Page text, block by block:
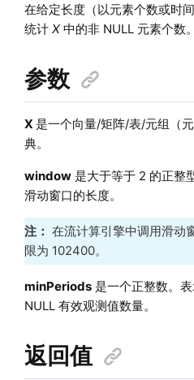
在给定长度（以元素个数或时
统计 X中的非 NULL 元素个数。
参数
X 是一个向量/矩阵/表/元组（
典。
window是大于等于 2 的正整
滑动窗口的长度。
注： 在流计算引擎中调用滑动
限为 102400。
minPeriods是一个正整数。
NULL 有效观测值数量。
返回值